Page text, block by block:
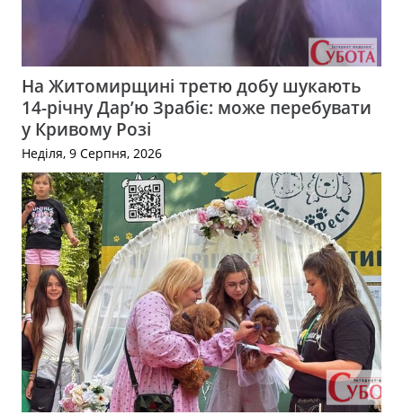
На Житомирщині третю добу шукають
14-річну Дар’ю Зрабіє: може перебувати
у Кривому Розі
Неділя, 9 Серпня, 2026